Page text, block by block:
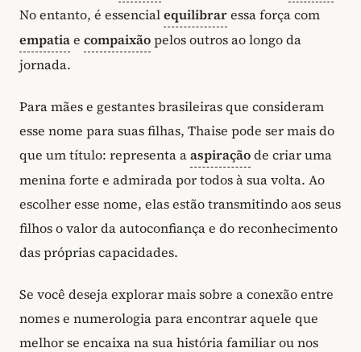
No entanto, é essencialequilibraressa força com
empatiae compaixãopelos outros ao longo da
jornada.
Para mães e gestantes brasileiras que consideram
esse nome para suas filhas, Thaise pode ser mais do
que um título: representa aaspiraçãode criar uma
menina forte e admirada por todos à sua volta. Ao
escolher esse nome, elas estão transmitindo aos seus
filhos o valor da autoconfiança e do reconhecimento
das próprias capacidades.
Se você deseja explorar mais sobre a conexão entre
nomes e numerologia para encontrar aquele que
melhor se encaixa na sua história familiar ou nos